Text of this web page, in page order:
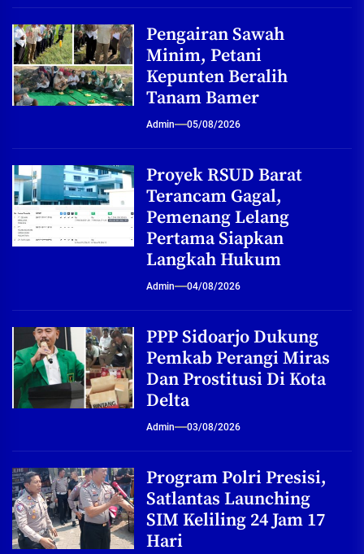
Pengairan Sawah
Minim, Petani
Kepunten Beralih
Tanam Bamer
Admin 05/08/2026
Proyek RSUD Barat
Terancam Gagal,
Pemenang Lelang
Pertama Siapkan
Langkah Hukum
Admin 04/08/2026
PPP Sidoarjo Dukung
Pemkab Perangi Miras
Dan Prostitusi Di Kota
Delta
Admin 03/08/2026
Program Polri Presisi,
Satlantas Launching
SIM Keliling 24 Jam 17
Hari